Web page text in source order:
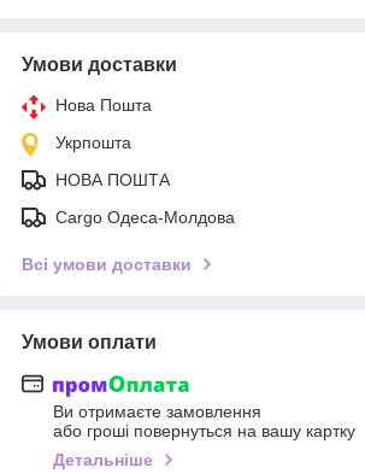
Умови доставки
Нова Пошта
Укрпошта
НОВА ПОШТА
Cargo Одеса-Молдова
Всі умови доставки
Умови оплати
Ви отримаєте замовлення
або гроші повернуться на вашу картку
Детальніше